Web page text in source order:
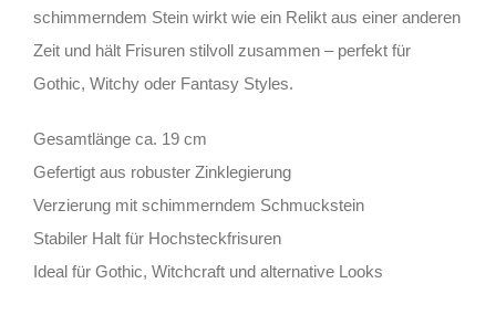
schimmerndem Stein wirkt wie ein Relikt aus einer anderen
Zeit und hält Frisuren stilvoll zusammen – perfekt für
Gothic, Witchy oder Fantasy Styles.
Gesamtlänge ca. 19 cm
Gefertigt aus robuster Zinklegierung
Verzierung mit schimmerndem Schmuckstein
Stabiler Halt für Hochsteckfrisuren
Ideal für Gothic, Witchcraft und alternative Looks